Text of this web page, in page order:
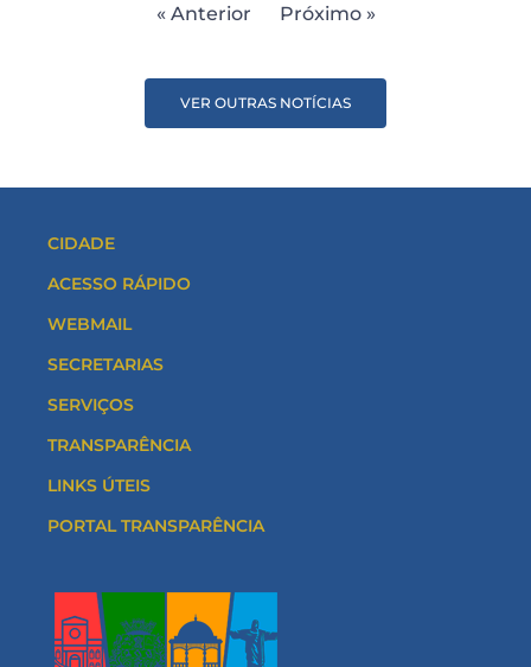
« Anterior Próximo »
VER OUTRAS NOTÍCIAS
CIDADE
ACESSO RÁPIDO
WEBMAIL
SECRETARIAS
SERVIÇOS
TRANSPARÊNCIA
LINKS ÚTEIS
PORTAL TRANSPARÊNCIA